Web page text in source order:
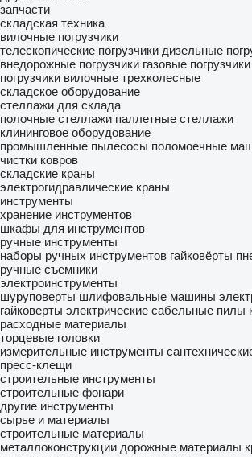
запчасти
складская техника
вилочные погрузчики
телескопические погрузчики дизельные
внедорожные погрузчики газовые погрузчики
погрузчики вилочные трехколесные
складское оборудование
стеллажи для склада
полочные стеллажи паллетные стеллажи
клининговое оборудование
промышленные пылесосы поломоечные
чистки ковров
складские краны
электрогидравлические краны
инструменты
хранение инструментов
шкафы для инструментов
ручные инструменты
наборы ручных инструментов гайковёрты
ручные съемники
электроинструменты
шуруповерты шлифовальные машины
гайковерты электрические сабельные пилы
расходные материалы
торцевые головки
измерительные инструменты
пресс-клещи
строительные инструменты
строительные фонари
другие инструменты
сырье и материалы
строительные материалы
металлоконструкции дорожные материалы